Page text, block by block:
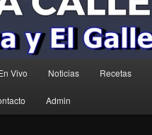
Vivo Noticias Recetas
Admin